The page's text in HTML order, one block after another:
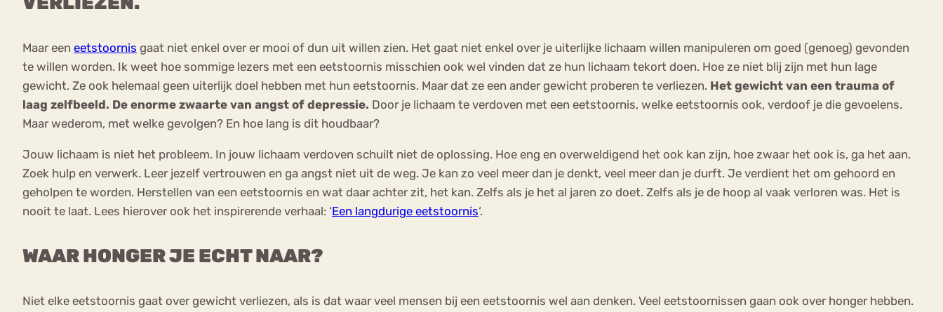
Maar een eetstoornis gaat niet enkel over er mooi of dun uit willen zien. Het gaat niet enkel over je uiterlijke lichaam willen manipuleren om goed (genoeg) gevonden
te willen worden. Ik weet hoe sommige lezers met een eetstoornis misschien ook wel vinden dat ze hun lichaam tekort doen. Hoe ze niet blij zijn met hun lage
gewicht. Ze ook helemaal geen uiterlijk doel hebben met hun eetstoornis. Maar dat ze een ander gewicht proberen te verliezen. Het gewicht van een trauma of
laag zelfbeeld. De enorme zwaarte van angst of depressie. Door je lichaam te verdoven met een eetstoornis, welke eetstoornis ook, verdoof je die gevoelens.
Maar wederom, met welke gevolgen? En hoe lang is dit houdbaar?
Jouw lichaam is niet het probleem. In jouw lichaam verdoven schuilt niet de oplossing. Hoe eng en overweldigend het ook kan zijn, hoe zwaar het ook is, ga het aan.
Zoek hulp en verwerk. Leer jezelf vertrouwen en ga angst niet uit de weg. Je kan zo veel meer dan je denkt, veel meer dan je durft. Je verdient het om gehoord en
geholpen te worden. Herstellen van een eetstoornis en wat daar achter zit, het kan. Zelfs als je het al jaren zo doet. Zelfs als je de hoop al vaak verloren was. Het is
nooit te laat. Lees hierover ook het inspirerende verhaal: ‘Een langdurige eetstoornis‘.
WAAR HONGER JE ECHT NAAR?
Niet elke eetstoornis gaat over gewicht verliezen, als is dat waar veel mensen bij een eetstoornis wel aan denken. Veel eetstoornissen gaan ook over honger hebben.